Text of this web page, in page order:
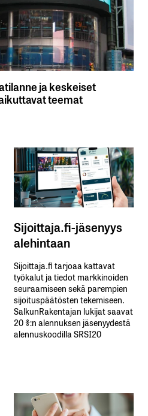
ja keskeiset
teemat
Sijoittaja.fi-jäsenyys
alehintaan
Sijoittaja.fi tarjoaa kattavat
työkalut ja tiedot markkinoiden
seuraamiseen sekä parempien
sijoituspäätösten tekemiseen.
SalkunRakentajan lukijat saavat
20 %:n alennuksen jäsenyydestä
alennuskoodilla SRSI20